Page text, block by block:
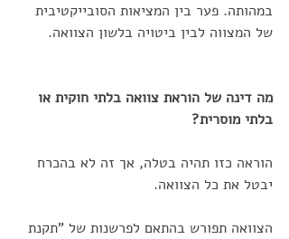
במהותה. פער בין המציאות הסובייקטיבית
של המצווה לבין ביטויה בלשון הצוואה.
מה דינה של הוראת צוואה בלתי חוקית או
בלתי מוסרית?
הוראה כזו תהיה בטלה, אך זה לא בהכרח
יבטל את כל הצוואה.
הצוואה תפורש בהתאם לפרשנות של "תקנת